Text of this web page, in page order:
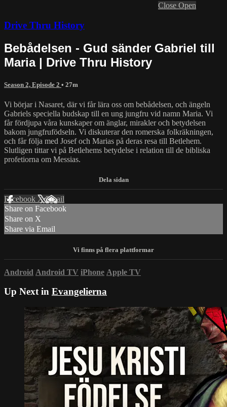
Close Open
Drive Thru History
Bebådelsen - Gud sänder Gabriel till
Maria | Drive Thru History
Season 2, Episode 2 • 27m
Vi börjar i Nasaret, där vi får lära oss om bebådelsen, och ängeln
Gabriels speciella budskap till en ung jungfru vid namn Maria. Vi
får fördjupa våra kunskaper om änglar, mirakler och betydelsen
bakom jungfrufödseln. Vi diskuterar den romerska folkräkningen,
och får följa med Josef och Marias på deras resa till Betlehem.
Slutligen tittar vi på Betlehems betydelse i relation till de bibliska
profetiorna om Messias.
Facebook XEmail
Share on Facebook
Share on X
Share via Email
Android Android TV iPhone Apple TV
Up Next in Evangelierna